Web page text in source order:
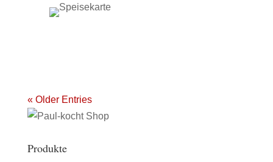
« Older Entries
Produkte